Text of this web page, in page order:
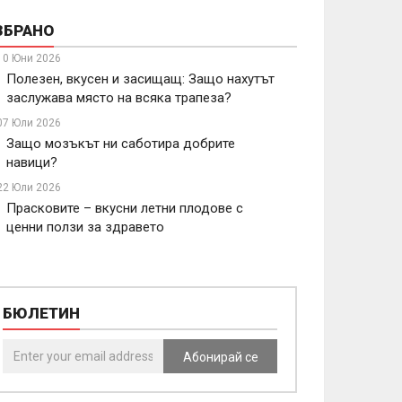
Юни 2026
Полезен, вкусен и засищащ: Защо нахутът
заслужава място на всяка трапеза?
Юли 2026
Защо мозъкът ни саботира добрите
навици?
Юли 2026
Прасковите – вкусни летни плодове с
ценни ползи за здравето
БЮЛЕТИН
Абонирай се